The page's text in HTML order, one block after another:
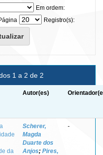
Em ordem:
Registro(s):
1 a 2 de 2
Autor(es)
da
Scherer,
Magda
Duarte dos
Anjos; Pires,
-